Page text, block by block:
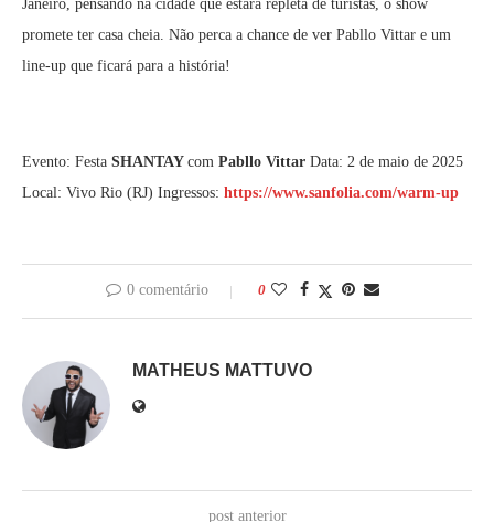
Janeiro, pensando na cidade que estará repleta de turistas, o show
promete ter casa cheia. Não perca a chance de ver Pabllo Vittar e um
line-up que ficará para a história!
Evento: Festa SHANTAY com Pabllo Vittar Data: 2 de maio de 2025
Local: Vivo Rio (RJ) Ingressos: https://www.sanfolia.com/warm-up
0 comentário 0
MATHEUS MATTUVO
post anterior